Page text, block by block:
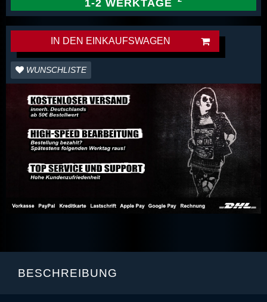
1-2 WERKTAGE
IN DEN EINKAUFSWAGEN
WUNSCHLISTE
BESCHREIBUNG